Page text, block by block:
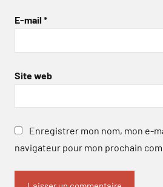
E-mail *
Site web
Enregistrer mon nom, mon e-
navigateur pour mon prochain